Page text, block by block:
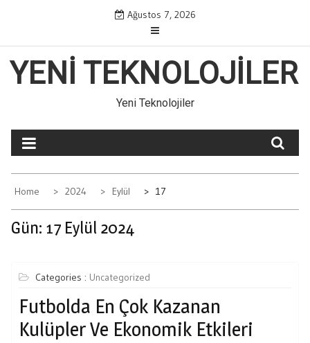
Ağustos 7, 2026
YENI TEKNOLOJILER
Yeni Teknolojiler
Home 2024 Eylül 17
Gün: 17 Eylül 2024
Categories : Uncategorized
Futbolda En Çok Kazanan
Kulüpler Ve Ekonomik Etkileri